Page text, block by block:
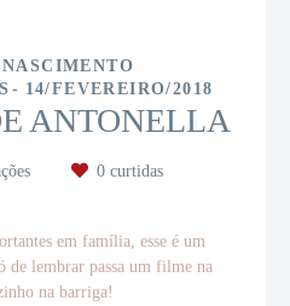
14/FEVEREIRO/2018
ANTONELLA
0 curtidas
em família, esse é um
de lembrar passa um filme na
na barriga!